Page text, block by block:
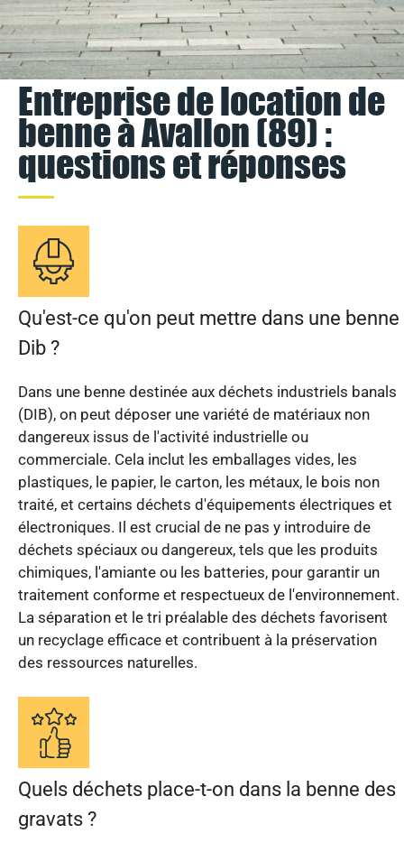
Entreprise de location de
benne à Avallon (89) :
questions et réponses
Qu'est-ce qu'on peut mettre dans une benne
Dib ?
Dans une benne destinée aux déchets industriels banals
(DIB), on peut déposer une variété de matériaux non
dangereux issus de l'activité industrielle ou
commerciale. Cela inclut les emballages vides, les
plastiques, le papier, le carton, les métaux, le bois non
traité, et certains déchets d'équipements électriques et
électroniques. Il est crucial de ne pas y introduire de
déchets spéciaux ou dangereux, tels que les produits
chimiques, l'amiante ou les batteries, pour garantir un
traitement conforme et respectueux de l'environnement.
La séparation et le tri préalable des déchets favorisent
un recyclage efficace et contribuent à la préservation
des ressources naturelles.
Quels déchets place-t-on dans la benne des
gravats ?